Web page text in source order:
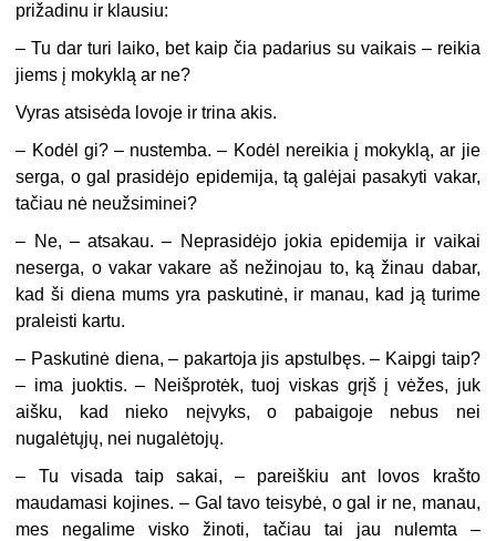
prižadinu ir klausiu:
–Tu dar turi laiko, bet kaip čia padarius su vaikais – reikia
jiems į mokyklą ar ne?
Vyras atsisėda lovoje ir trina akis.
– Kodėl gi? – nustemba. – Kodėl nereikia į mokyklą, ar jie
serga, o gal prasidėjo epidemija, tą galėjai pasakyti vakar,
tačiau nė neužsiminei?
– Ne, – atsakau. – Neprasidėjo jokia epidemija ir vaikai
neserga, o vakar vakare aš nežinojau to, ką žinau dabar,
kad ši diena mums yra paskutinė, ir manau, kad ją turime
praleisti kartu.
– Paskutinė diena, – pakartoja jis apstulbęs. – Kaipgi taip?
– ima juoktis. – Neišprotėk, tuoj viskas grįš į vėžes, juk
aišku, kad nieko neįvyks, o pabaigoje nebus nei
nugalėtųjų, nei nugalėtojų.
– Tu visada taip sakai, – pareiškiu ant lovos krašto
maudamasi kojines. – Gal tavo teisybė, o gal ir ne, manau,
mes negalime visko žinoti, tačiau tai jau nulemta –